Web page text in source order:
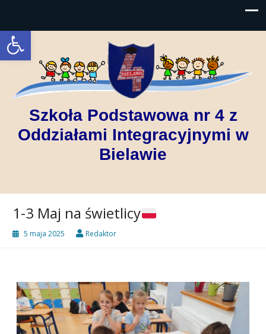
Open toolbar
Szkoła Podstawowa nr 4 z
Oddziałami Integracyjnymi w
Bielawie
1-3 Maj na świetlicy
5 maja 2025 Redaktor